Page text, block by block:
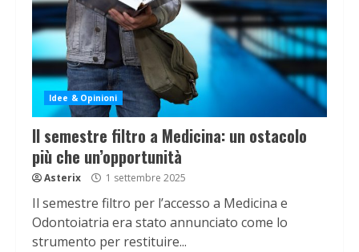
Idee & Opinioni
Il semestre filtro a Medicina: un ostacolo
più che un’opportunità
Asterix 1 settembre 2025
Il semestre filtro per l’accesso a Medicina e
Odontoiatria era stato annunciato come lo
strumento per restituire...